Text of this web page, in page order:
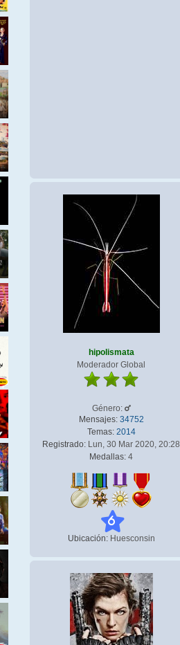
hipolismata
Moderador Global
Género:
Mensajes: 34752
Temas: 2014
Registrado: Lun, 30 Mar 2020, 20:28
Medallas: 4
6
Ubicación:Huesconsin